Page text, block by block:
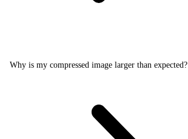
Why is my compressed image larger than expected?